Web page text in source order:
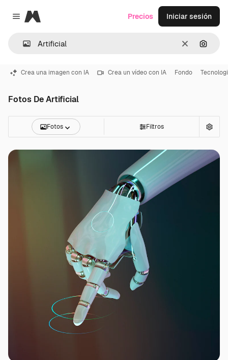
Close menu
Magnific
Borrar
Precios Iniciar sesión
Crea una imagen con IA Crea un vídeo con IA Fondo
Fotos De Artificial
Fotos Filtros